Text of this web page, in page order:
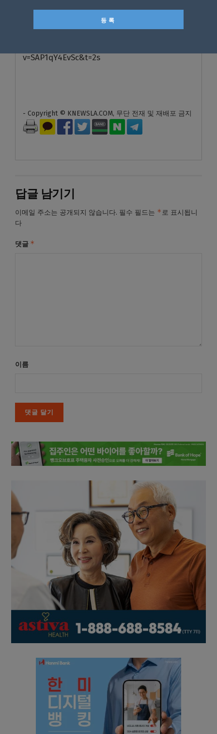
v=SAP1qY4EvSc&t=2s
- Copyright © KNEWSLA.COM, 무단 전재 및 재배포 금지
답글 남기기
이메일 주소는 공개되지 않습니다. 필수 필드는 *로 표시됩니
다
댓글 *
이름